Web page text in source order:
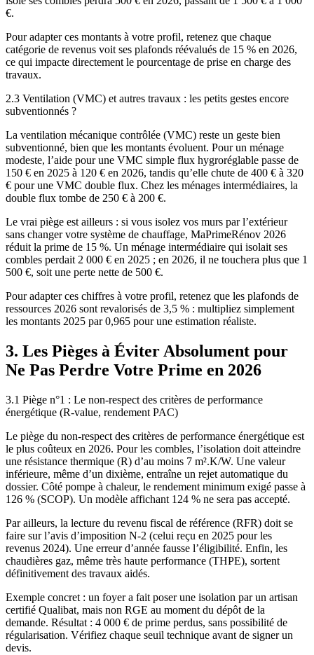
€.
Pour adapter ces montants à votre profil, retenez que chaque
catégorie de revenus voit ses plafonds réévalués de 15 % en 2026,
ce qui impacte directement le pourcentage de prise en charge des
travaux.
2.3 Ventilation (VMC) et autres travaux : les petits gestes encore
subventionnés ?
La ventilation mécanique contrôlée (VMC) reste un geste bien
subventionné, bien que les montants évoluent. Pour un ménage
modeste, l’aide pour une VMC simple flux hygroréglable passe de
150 € en 2025 à 120 € en 2026, tandis qu’elle chute de 400 € à 320
€ pour une VMC double flux. Chez les ménages intermédiaires, la
double flux tombe de 250 € à 200 €.
Le vrai piège est ailleurs : si vous isolez vos murs par l’extérieur
sans changer votre système de chauffage, MaPrimeRénov 2026
réduit la prime de 15 %. Un ménage intermédiaire qui isolait ses
combles perdait 2 000 € en 2025 ; en 2026, il ne touchera plus que 1
500 €, soit une perte nette de 500 €.
Pour adapter ces chiffres à votre profil, retenez que les plafonds de
ressources 2026 sont revalorisés de 3,5 % : multipliez simplement
les montants 2025 par 0,965 pour une estimation réaliste.
3. Les Pièges à Éviter Absolument pour
Ne Pas Perdre Votre Prime en 2026
3.1 Piège n°1 : Le non-respect des critères de performance
énergétique (R-value, rendement PAC)
Le piège du non-respect des critères de performance énergétique est
le plus coûteux en 2026. Pour les combles, l’isolation doit atteindre
une résistance thermique (R) d’au moins 7 m².K/W. Une valeur
inférieure, même d’un dixième, entraîne un rejet automatique du
dossier. Côté pompe à chaleur, le rendement minimum exigé passe à
126 % (SCOP). Un modèle affichant 124 % ne sera pas accepté.
Par ailleurs, la lecture du revenu fiscal de référence (RFR) doit se
faire sur l’avis d’imposition N-2 (celui reçu en 2025 pour les
revenus 2024). Une erreur d’année fausse l’éligibilité. Enfin, les
chaudières gaz, même très haute performance (THPE), sortent
définitivement des travaux aidés.
Exemple concret : un foyer a fait poser une isolation par un artisan
certifié Qualibat, mais non RGE au moment du dépôt de la
demande. Résultat : 4 000 € de prime perdus, sans possibilité de
régularisation. Vérifiez chaque seuil technique avant de signer un
devis.